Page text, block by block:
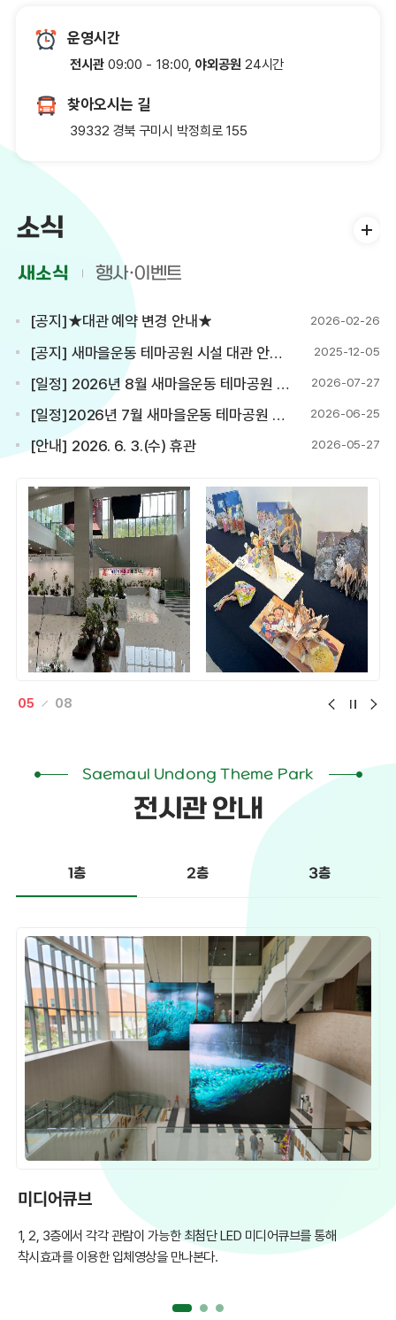
운영시간
전시관09:00 - 18:00,야외공원 24시간
찾아오시는 길
39332 경북 구미시 박정희로 155
소식
새소식
[공지]★대관 예약 변경 안내★ 2026-02-26
[공지] 새마을운동 테마공원 시설 대관 안내(서식 첨부) 2025-12-05
[일정] 2026년 8월 새마을운동 테마공원 전시 및 공연 일정(7.27. 기준) 2026-07-27
[일정]2026년 7월 새마을운동 테마공원 전시 및 공연 일정(7.2. 기준) 2026-06-25
[안내] 2026. 6. 3.(수) 휴관 2026-05-27
행사·이벤트
05 08
Saemaul Undong Theme Park
전시관 안내
1층
미디어큐브
1, 2, 3층에서 각각 관람이 가능한 최첨단 LED 미디어큐브를 통해
착시효과를 이용한 입체영상을 만나본다.
2층 3층